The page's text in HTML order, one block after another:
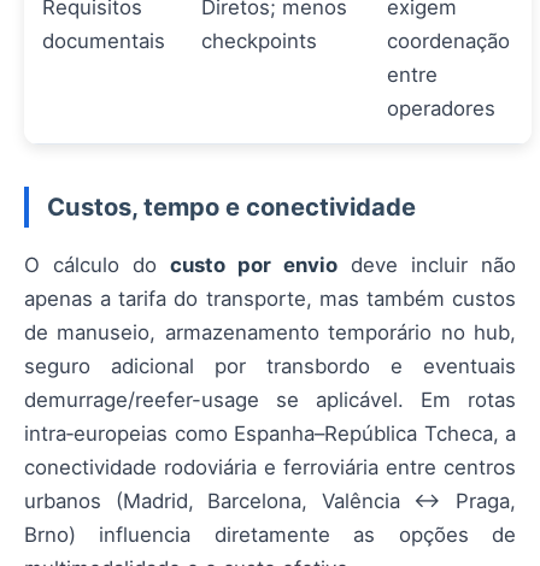
Requisitos
documentais
Diretos; menos
checkpoints
exigem
coordenação
entre
operadores
Custos, tempo e conectividade
O cálculo do custo por envio deve incluir não
apenas a tarifa do transporte, mas também custos
de manuseio, armazenamento temporário no hub,
seguro adicional por transbordo e eventuais
demurrage/reefer-usage se aplicável. Em rotas
intra‑europeias como Espanha–República Tcheca, a
conectividade rodoviária e ferroviária entre centros
urbanos (Madrid, Barcelona, Valência ↔ Praga,
Brno) influencia diretamente as opções de